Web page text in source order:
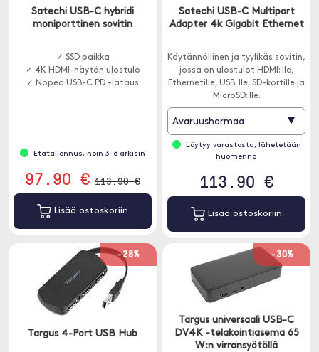
Satechi USB-C hybridi
moniporttinen sovitin
✓ SSD paikka
✓ 4K HDMI-näytön ulostulo
✓ Nopea USB-C PD -lataus
Etätallennus, noin 3-8 arkisin
97.90 € 113.90 €
Lisää ostoskoriin
Satechi USB-C Multiport
Adapter 4k Gigabit Ethernet
Käytännöllinen ja tyylikäs sovitin,
jossa on ulostulot HDMI: lle,
Ethernetille, USB: lle, SD-kortille ja
MicroSD: lle.
Avaruusharmaa ▾
Löytyy varastosta, lähetetään
huomenna
113.90 €
Lisää ostoskoriin
-28%
Targus 4-Port USB Hub
-30%
Targus universaali USB-C
DV4K -telakointiasema 65
W:n virransyötöllä